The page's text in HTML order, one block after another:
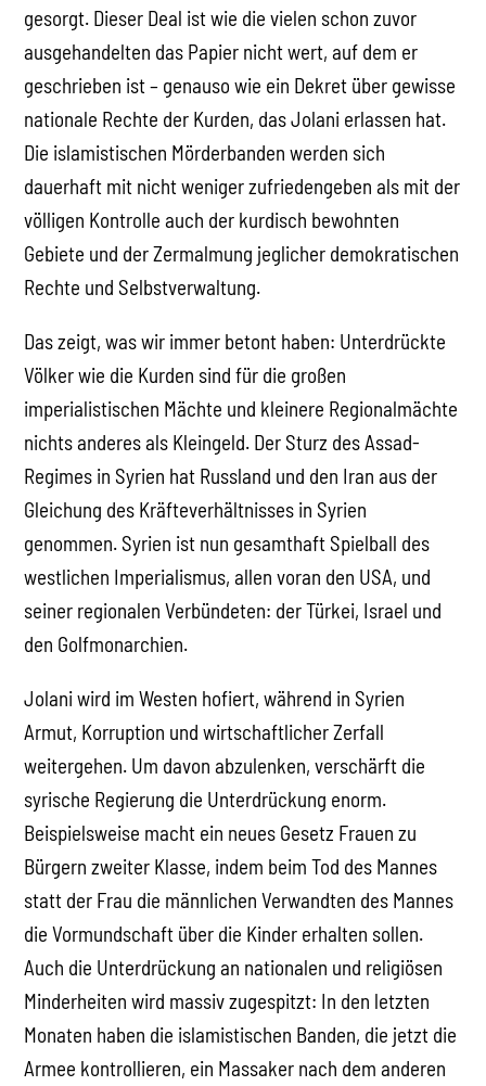
gesorgt. Dieser Deal ist wie die vielen schon zuvor
ausgehandelten das Papier nicht wert, auf dem er
geschrieben ist – genauso wie ein Dekret über gewisse
nationale Rechte der Kurden, das Jolani erlassen hat.
Die islamistischen Mörderbanden werden sich
dauerhaft mit nicht weniger zufriedengeben als mit der
völligen Kontrolle auch der kurdisch bewohnten
Gebiete und der Zermalmung jeglicher demokratischen
Rechte und Selbstverwaltung.
Das zeigt, was wir immer betont haben: Unterdrückte
Völker wie die Kurden sind für die großen
imperialistischen Mächte und kleinere Regionalmächte
nichts anderes als Kleingeld. Der Sturz des Assad-
Regimes in Syrien hat Russland und den Iran aus der
Gleichung des Kräfteverhältnisses in Syrien
genommen. Syrien ist nun gesamthaft Spielball des
westlichen Imperialismus, allen voran den USA, und
seiner regionalen Verbündeten: der Türkei, Israel und
den Golfmonarchien.
Jolani wird im Westen hofiert, während in Syrien
Armut, Korruption und wirtschaftlicher Zerfall
weitergehen. Um davon abzulenken, verschärft die
syrische Regierung die Unterdrückung enorm.
Beispielsweise macht ein neues Gesetz Frauen zu
Bürgern zweiter Klasse, indem beim Tod des Mannes
statt der Frau die männlichen Verwandten des Mannes
die Vormundschaft über die Kinder erhalten sollen.
Auch die Unterdrückung an nationalen und religiösen
Minderheiten wird massiv zugespitzt: In den letzten
Monaten haben die islamistischen Banden, die jetzt die
Armee kontrollieren, ein Massaker nach dem anderen